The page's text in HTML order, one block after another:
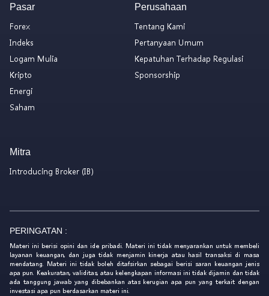
Pasar
Forex
Indeks
Logam Mulia
Kripto
Energi
Saham
Perusahaan
Tentang Kami
Pertanyaan Umum
Kepatuhan Terhadap Regulasi
Sponsorship
Mitra
Introducing Broker (IB)
PERINGATAN :
Materi ini berisi opini dan ide pribadi. Materi ini tidak menyarankan untuk membeli
layanan keuangan, dan juga tidak menjamin kinerja atau hasil transaksi di masa
mendatang. Materi ini tidak boleh ditafsirkan sebagai berisi saran keuangan jenis
apa pun. Keakuratan, validitas, atau kelengkapan informasi ini tidak dijamin dan tidak
ada tanggung jawab yang dibebankan atas kerugian apa pun yang terkait dengan
investasi apa pun berdasarkan materi ini.